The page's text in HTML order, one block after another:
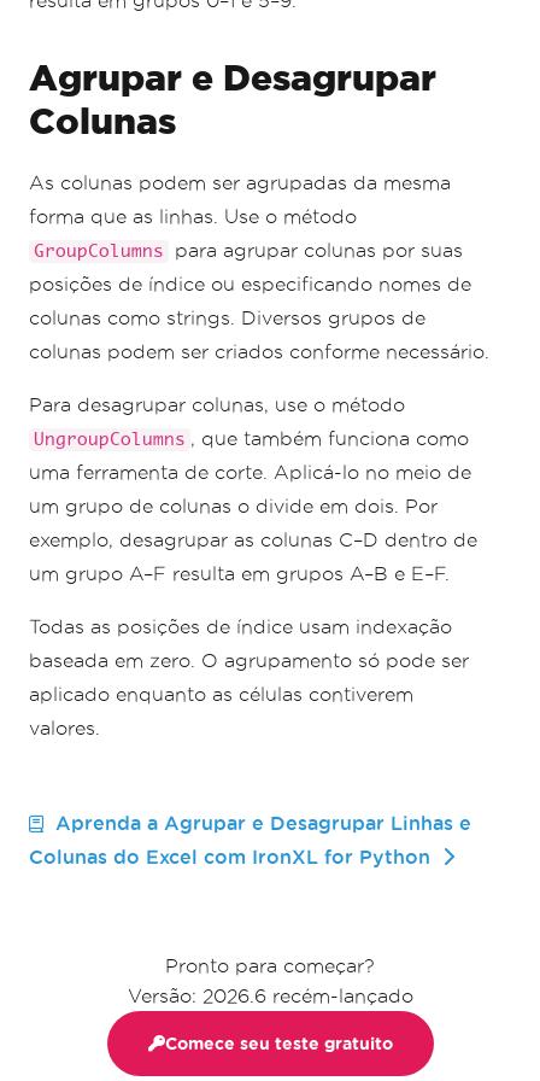
Agrupar e Desagrupar
Colunas
As colunas podem ser agrupadas da mesma
forma que as linhas. Use o método
GroupColumns
para agrupar colunas por suas
posições de índice ou especificando nomes de
colunas como strings. Diversos grupos de
colunas podem ser criados conforme necessário.
Para desagrupar colunas, use o método
UngroupColumns , que também funciona como
uma ferramenta de corte. Aplicá-lo no meio de
um grupo de colunas o divide em dois. Por
exemplo, desagrupar as colunas C–D dentro de
um grupo A–F resulta em grupos A–B e E–F.
Todas as posições de índice usam indexação
baseada em zero. O agrupamento só pode ser
aplicado enquanto as células contiverem
valores.
Aprenda a Agrupar e Desagrupar Linhas e
Colunas do Excel com IronXL for Python
Pronto para começar?
Versão: 2026.6 recém-lançado
Comece seu teste gratuito